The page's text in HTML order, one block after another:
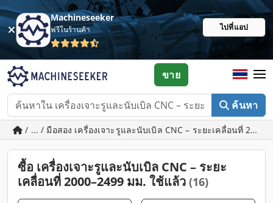
Machineseeker
ฟรีในร้านค้า ไปที่แอป
ค้นหา
ขาย
/ ... / มือสอง เครื่องเจาะรูและนับเบิล CNC – ระยะเคลื่อนที่
ซื้อ เครื่องเจาะรูและนับเบิล CNC – ระยะ
เคลื่อนที่ 2000–2499 มม. ใช้แล้ว (16)